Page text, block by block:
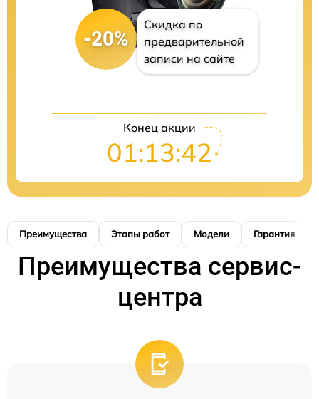
-20%
Скидка по
предварительной
записи на сайте
Конец акции
01:13:41
Преимущества Этапы работ Модели Гарантия
Преимущества сервис-
центра